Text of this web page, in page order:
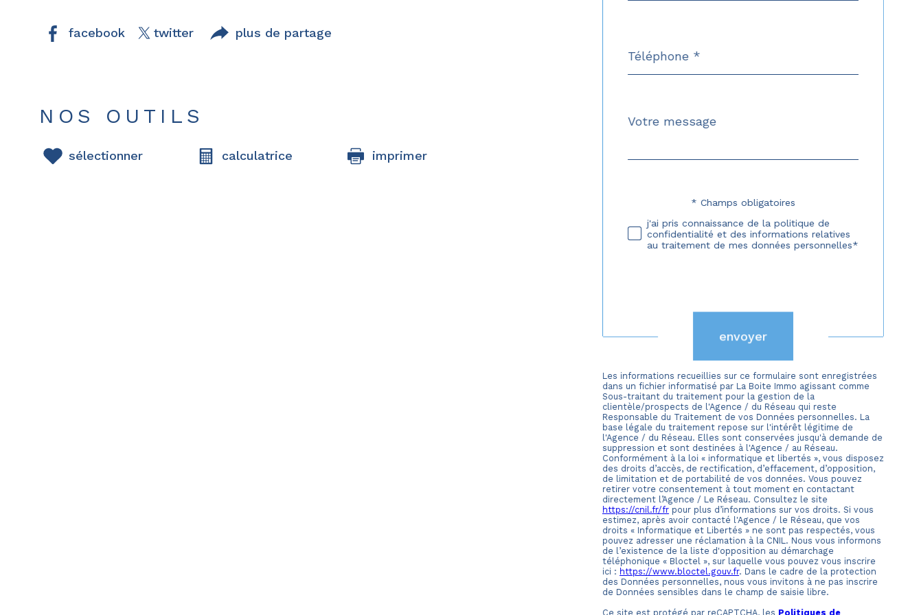
facebook twitter plus de partage
NOS OUTILS
sélectionner calculatrice imprimer
*
Fieldset
défaut
Message
*
Validation* Champs obligatoires
j'ai pris connaissance de la politique de
confidentialité et des informations relatives
au traitement de mes données personnelles*
envoyer
Les informations recueillies sur ce formulaire sont enregistrées
dans un fichier informatisé par La Boite Immo agissant comme
Sous-traitant du traitement pour la gestion de la
clientèle/prospects de l'Agence / du Réseau qui reste
Responsable du Traitement de vos Données personnelles. La
base légale du traitement repose sur l'intérêt légitime de
l'Agence / du Réseau. Elles sont conservées jusqu'à demande de
suppression et sont destinées à l'Agence / au Réseau.
Conformément à la loi « informatique et libertés », vous disposez
des droits d’accès, de rectification, d’effacement, d’opposition,
de limitation et de portabilité de vos données. Vous pouvez
retirer votre consentement à tout moment en contactant
directement l’Agence / Le Réseau. Consultez le site
https://cnil.fr/fr pour plus d’informations sur vos droits. Si vous
estimez, après avoir contacté l'Agence / le Réseau, que vos
droits « Informatique et Libertés » ne sont pas respectés, vous
pouvez adresser une réclamation à la CNIL. Nous vous informons
de l’existence de la liste d'opposition au démarchage
téléphonique « Bloctel », sur laquelle vous pouvez vous inscrire
ici : https://www.bloctel.gouv.fr. Dans le cadre de la protection
des Données personnelles, nous vous invitons à ne pas inscrire
de Données sensibles dans le champ de saisie libre.
Ce site est protégé par reCAPTCHA, les Politiques de